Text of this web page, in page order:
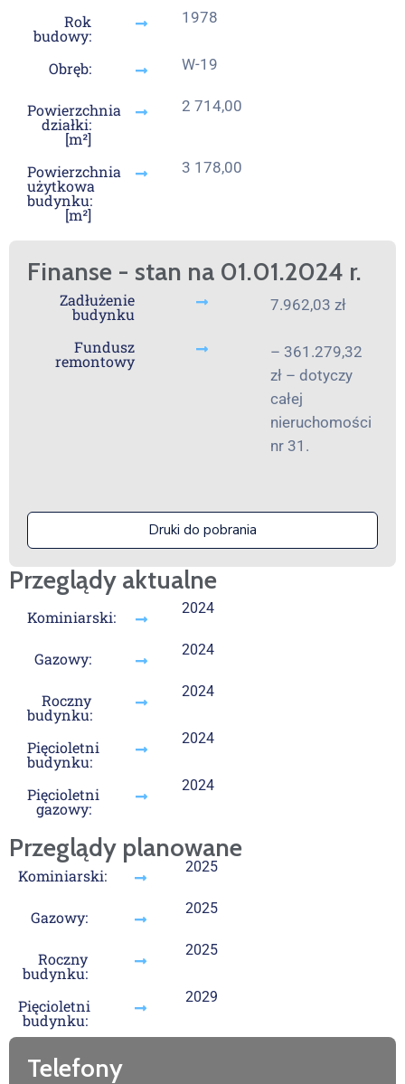
Rok
budowy:
1978
Obręb: W-19
Powierzchnia
działki:
[m²]
2 714,00
Powierzchnia
użytkowa
budynku:
[m²]
3 178,00
Finanse - stan na 01.01.2024 r.
Zadłużenie
budynku 7.962,03 zł
Fundusz
remontowy
– 361.279,32
zł – dotyczy
całej
nieruchomości
nr 31.
Druki do pobrania
Przeglądy aktualne
Kominiarski: 2024
Gazowy: 2024
Roczny
budynku:
2024
Pięcioletni
budynku:
2024
Pięcioletni
gazowy:
2024
Przeglądy planowane
Kominiarski: 2025
Gazowy: 2025
Roczny
budynku:
2025
Pięcioletni
budynku:
2029
Telefony